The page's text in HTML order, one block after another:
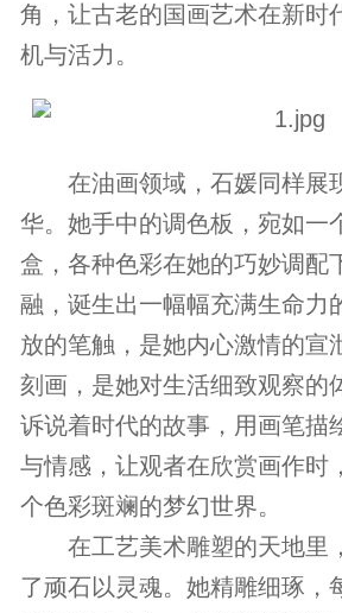
角，让古老的国画艺术在新时
机与活力。
在油画领域，石媛同样展
华。她手中的调色板，宛如一
盒，各种色彩在她的巧妙调配
融，诞生出一幅幅充满生命力
放的笔触，是她内心激情的宣
刻画，是她对生活细致观察的
诉说着时代的故事，用画笔描
与情感，让观者在欣赏画作时
个色彩斑斓的梦幻世界。
在工艺美术雕塑的天地里
了顽石以灵魂。她精雕细琢，